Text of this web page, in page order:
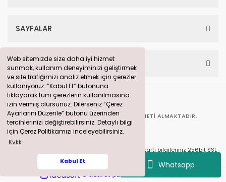
Web sitemizde size daha iyi hizmet
sunmak, kullanım deneyiminizi geliştirmek
ve site trafiğimizi analiz etmek için çerezler
kullanıyoruz. “Kabul Et” butonuna
tıklayarak tüm çerezlerin kullanılmasına
izin vermiş olursunuz. Dilerseniz “Çerez
Ayarlarını Düzenle” butonu üzerinden
tercihlerinizi değiştirebilirsiniz. Detaylı bilgi
için Çerez Politikamızı inceleyebilirsiniz.
Kvkk
Kabul Et
Web sitemizde size daha iyi hizmet
sunmak, kullanım deneyiminizi geliştirmek
ve site trafiğimizi analiz etmek için çerezler
kullanıyoruz. “Kabul Et” butonuna
tıklayarak tüm çerezlerin kullanılmasına
izin vermiş olursunuz. Dilerseniz “Çerez
Ayarlarını Düzenle” butonu üzerinden
tercihlerinizi değiştirebilirsiniz. Detaylı bilgi
için Çerez Politikamızı inceleyebilirsiniz.
Kvkk
Kabul Et Whatsapp
SAYFALAR
HESABIM
BU SITE360° DIJITAL PAZARLAMA HIZMETI ALMAKTADIR.
© solarpanelim.com Tüm Hakları Saklıdır. Kredi kartı bilgileriniz 256bit SSL
sertifikası ile korunmaktadır.
e-